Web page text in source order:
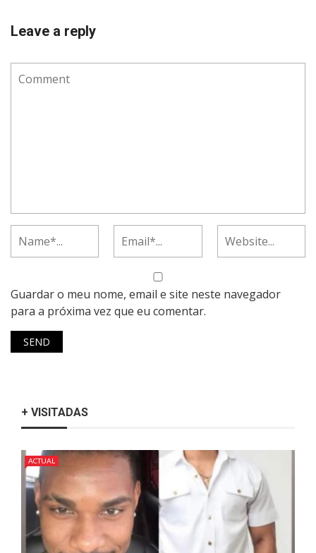
Leave a reply
Guardar o meu nome, email e site neste navegador
para a próxima vez que eu comentar.
+ VISITADAS
ACTUAL